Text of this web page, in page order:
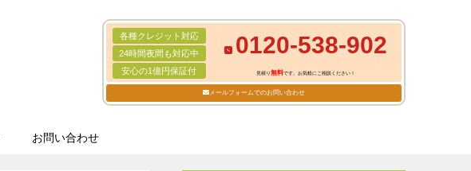
各種クレジット対応
24時間夜間も対応中
安心の1億円保証付
0120-538-902
見積り無料です。お気軽にご相談ください！
メールフォームでのお問い合わせ
お問い合わせ